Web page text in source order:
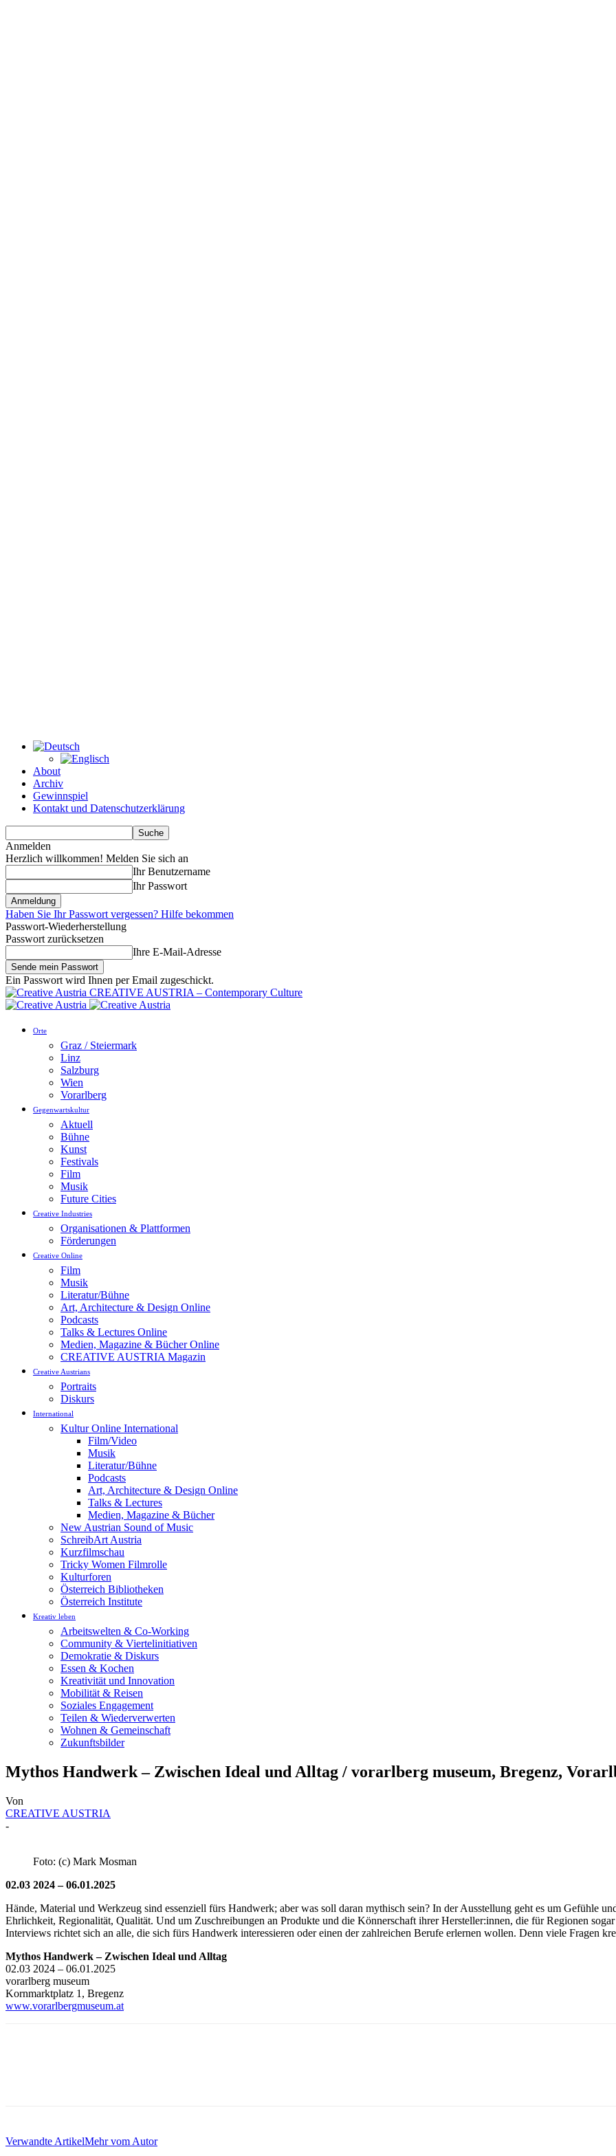
About
Archiv
Gewinnspiel
Kontakt und Datenschutzerklärung
Anmelden
Herzlich willkommen! Melden Sie sich an
Ihr Benutzername
Ihr Passwort
Haben Sie Ihr Passwort vergessen? Hilfe bekommen
Passwort-Wiederherstellung
Passwort zurücksetzen
Ihre E-Mail-Adresse
Ein Passwort wird Ihnen per Email zugeschickt.
CREATIVE AUSTRIA – Contemporary Culture
Orte
Graz / Steiermark
Linz
Salzburg
Wien
Vorarlberg
Gegenwartskultur
Aktuell
Bühne
Kunst
Festivals
Film
Musik
Future Cities
Creative Industries
Organisationen & Plattformen
Förderungen
Creative Online
Film
Musik
Literatur/Bühne
Art, Architecture & Design Online
Podcasts
Talks & Lectures Online
Medien, Magazine & Bücher Online
CREATIVE AUSTRIA Magazin
Creative Austrians
Portraits
Diskurs
International
Kultur Online International
Film/Video
Musik
Literatur/Bühne
Podcasts
Art, Architecture & Design Online
Talks & Lectures
Medien, Magazine & Bücher
New Austrian Sound of Music
SchreibArt Austria
Kurzfilmschau
Tricky Women Filmrolle
Kulturforen
Österreich Bibliotheken
Österreich Institute
Kreativ leben
Arbeitswelten & Co-Working
Community & Viertelinitiativen
Demokratie & Diskurs
Essen & Kochen
Kreativität und Innovation
Mobilität & Reisen
Soziales Engagement
Teilen & Wiederverwerten
Wohnen & Gemeinschaft
Zukunftsbilder
Mythos Handwerk – Zwischen Ideal und Alltag / vorarlberg museum, Bregenz,
Von
CREATIVE AUSTRIA
-
Foto: (c) Mark Mosman
02.03 2024 – 06.01.2025
Hände, Material und Werkzeug sind essenziell fürs Handwerk; aber was soll daran mythisch sein? In der Ausstellung geht es um Gefühle
Ehrlichkeit, Regionalität, Qualität. Und um Zuschreibungen an Produkte und die Könnerschaft ihrer Hersteller:innen, die für Regionen
Interviews richtet sich an alle, die sich fürs Handwerk interessieren oder einen der zahlreichen Berufe erlernen wollen. Denn viele Fragen
Mythos Handwerk – Zwischen Ideal und Alltag
02.03 2024 – 06.01.2025
vorarlberg museum
Kornmarktplatz 1, Bregenz
www.vorarlbergmuseum.at
Verwandte ArtikelMehr vom Autor